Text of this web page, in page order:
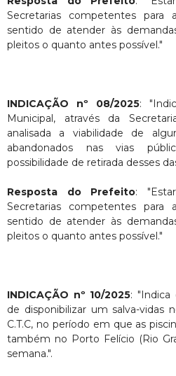
Secretarias competentes para
sentido de atender às
pleitos o quanto antes possível."
INDICAÇÃO nº 08/2025:
Municipal, através da
analisada a viabilidade de
abandonados nas vias
possibilidade de retirada desses
Resposta do Prefeito:
Secretarias competentes para
sentido de atender às
pleitos o quanto antes possível."
INDICAÇÃO nº 10/2025: "Indica
de disponibilizar um salva-vidas
C.T.C, no período em que as
também no Porto Felício (Rio
semana.".